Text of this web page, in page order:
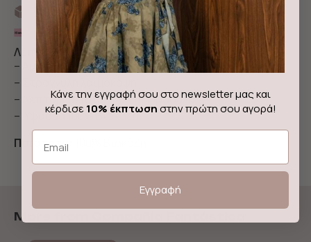
Αποστολή με Box now
3 άτοκες δόσεις με Klarna
Λεπτομέρειες & περιγραφή
– Aμάνικο πλεκτό top
– Στρογγυλή λαιμόκοψη
– Λεπτομέρεια με πλεκτή φράουλα
– Ύφασμα 100% Βισκόζη
Ποιότητα:
More from Compañía Fantástica
Κάνε την εγγραφή σου στο newsletter μας και
κέρδισε 10% έκπτωσηστην πρώτη σου αγορά!
Email
Εγγραφή